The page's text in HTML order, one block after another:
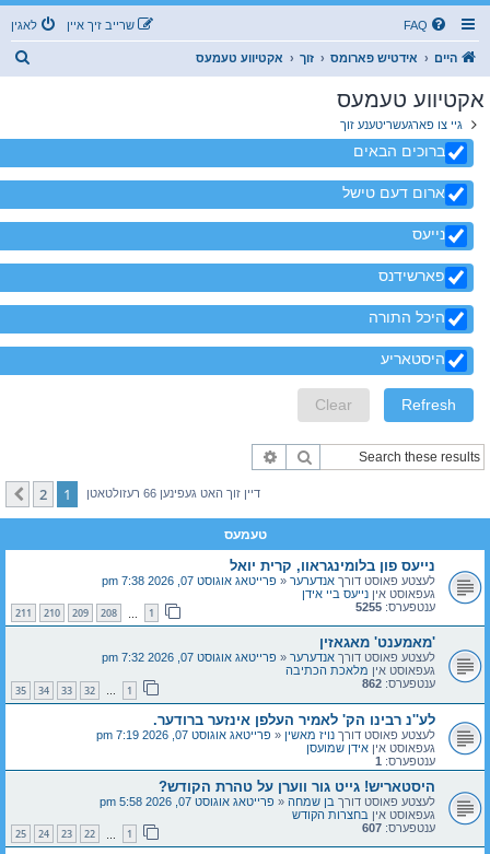
FAQ לאגין שרייב זיך איין
היים אידטיש פארומס זוך אקטיווע טעמעס
אקטיווע טעמעס
גיי צו פארגעשריטענע זוך
ברוכים הבאים
ארום דעם טישל
נייעס
פארשידנס
היכל התורה
היסטאריע
זוך
דיין זוך האט געפינען 66 רעזולטאטן 1
2
קומענדיגע
טעמעס
נייעס פון בלומינגראוו, קרית יואל
לעצטע פאוסט דורך אנדערער « פרייטאג אוגוסט 07, 2026 7:38 pm
געפאוסט אין נייעס ביי אידן
ענטפערס: 5255
1
208
209
210
211
'מאמענט' מאגאזין
לעצטע פאוסט דורך אנדערער « פרייטאג אוגוסט 07, 2026 7:32 pm
געפאוסט אין מלאכת הכתיבה
ענטפערס: 862
1
…
32
33
34
35
לע''נ רבינו הק' לאמיר העלפן אינזער ברודער.
לעצטע פאוסט דורך נויז מאשין « פרייטאג אוגוסט 07, 2026 7:19 pm
געפאוסט אין אידן שמועסן
ענטפערס: 1
היסטאריש! גייט גור ווערן על טהרת הקודש?
לעצטע פאוסט דורך בן שמחה « פרייטאג אוגוסט 07, 2026 5:58 pm
געפאוסט אין בחצרות הקודש
ענטפערס: 607
1
22
23
24
25